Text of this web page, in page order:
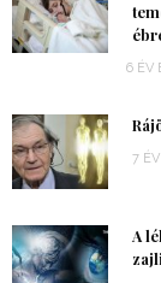
6 ÉV
7
A